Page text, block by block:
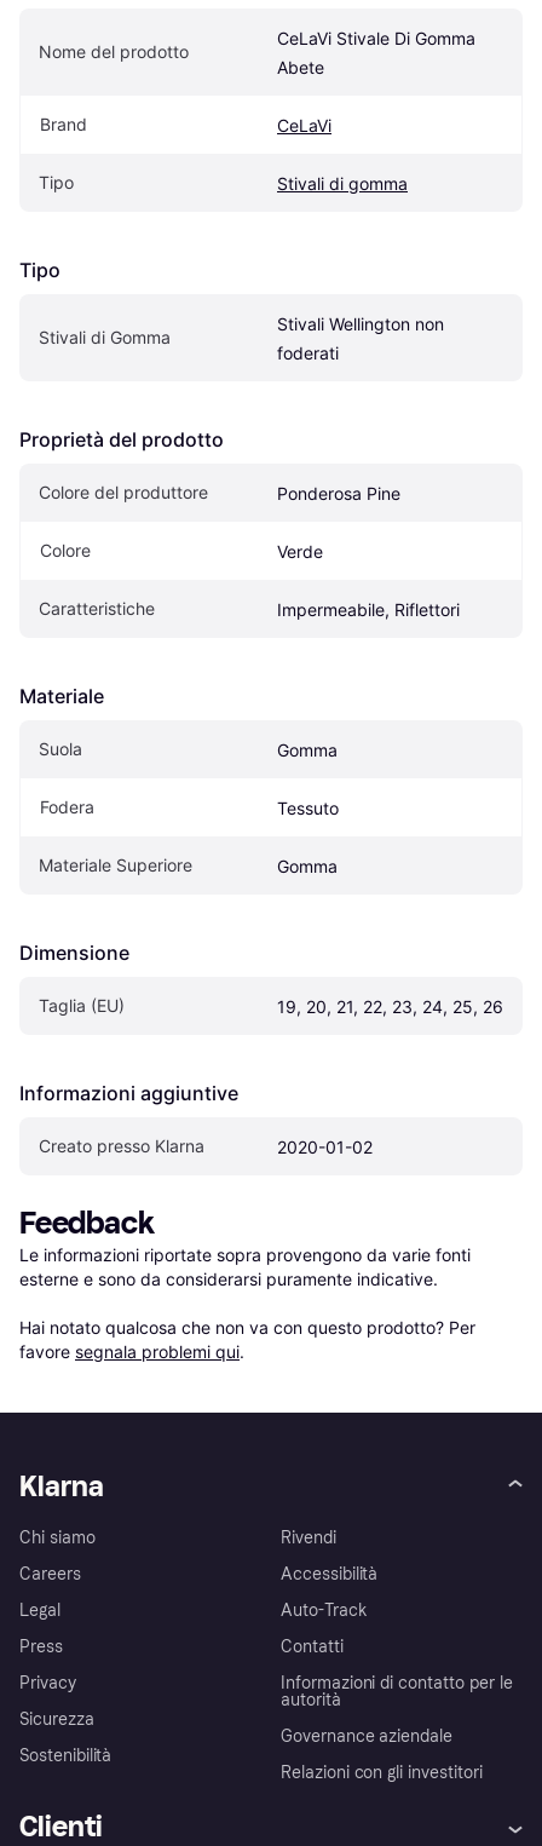
Nome del prodotto
CeLaVi Stivale Di Gomma
Abete
Brand CeLaVi
Tipo Stivali di gomma
Tipo
Stivali di Gomma
Stivali Wellington non
foderati
Proprietà del prodotto
Colore del produttore Ponderosa Pine
Colore Verde
Caratteristiche Impermeabile, Riflettori
Materiale
Suola Gomma
Fodera Tessuto
Materiale Superiore Gomma
Dimensione
Taglia (EU) 19, 20, 21, 22, 23, 24, 25, 26
Informazioni aggiuntive
Creato presso Klarna 2020-01-02
Feedback
Le informazioni riportate sopra provengono da varie fonti
esterne e sono da considerarsi puramente indicative.
Hai notato qualcosa che non va con questo prodotto? Per
favore segnala problemi qui.
Klarna
Chi siamo
Careers
Legal
Press
Privacy
Sicurezza
Sostenibilità
Rivendi
Accessibilità
Auto-Track
Contatti
Informazioni di contatto per le
autorità
Governance aziendale
Relazioni con gli investitori
Clienti